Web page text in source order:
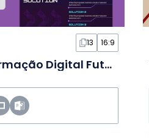
13 16:9
Proposta de Transformação Digital Futurista 3D Roxa em Slides